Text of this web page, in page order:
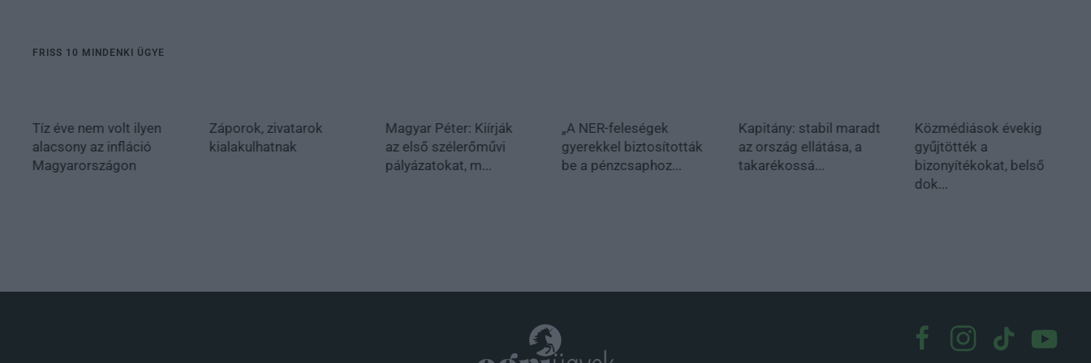
FRISS 10 MINDENKI ÜGYE
Tíz éve nem volt ilyen
alacsony az infláció
Magyarországon
Záporok, zivatarok
kialakulhatnak
Magyar Péter: Kiírják
az első szélerőművi
pályázatokat, m...
„A NER-feleségek
gyerekkel biztosították
be a pénzcsaphoz...
Kapitány: stabil maradt
az ország ellátása, a
takarékossá...
Közmédiások évekig
gyűjtötték a
bizonyítékokat, belső
dok...